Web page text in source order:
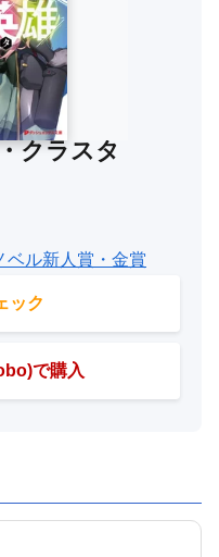
クラスタ
ベル新人賞・金賞
ック
で購入